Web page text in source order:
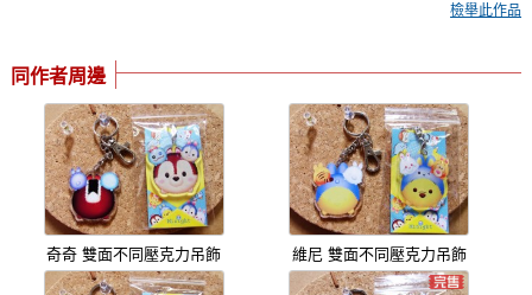
檢舉此作品
同作者周邊
奇奇 雙面不同壓克力吊飾 維尼 雙面不同壓克力吊飾